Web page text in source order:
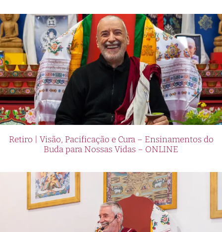
Retiro | Visão, Pacificação e Cura – Ensinamentos do
Buda para Nossas Vidas – ONLINE